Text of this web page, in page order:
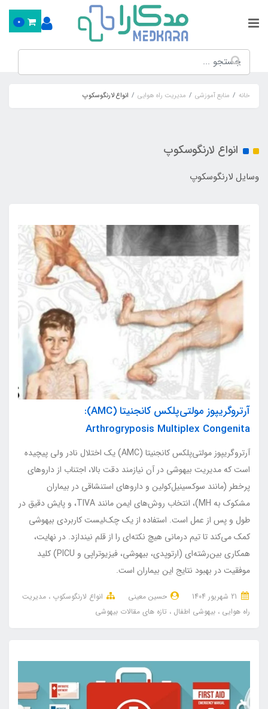
0
خانه منابع آموزشی مدیریت راه هوایی انواع لارنگوسکوپ
انواع لارنگوسکوپ
وسایل لارنگوسکوپ
آرتروگریپوز مولتی‌پلکس کانجنیتا (AMC):
Arthrogryposis Multiplex Congenita
آرتروگریپوز مولتی‌پلکس کانجنیتا (AMC) یک اختلال نادر ولی پیچیده
است که مدیریت بیهوشی در آن نیازمند دقت بالا، اجتناب از داروهای
پرخطر (مانند سوکسینیل‌کولین و داروهای استنشاقی در بیماران
مشکوک به MH)، انتخاب روش‌های ایمن مانند TIVA، و پایش دقیق در
طول و پس از عمل است. استفاده از یک چک‌لیست کاربردی بیهوشی
کمک می‌کند تا تیم درمانی هیچ نکته‌ای را از قلم نیندازد. در نهایت،
همکاری بین‌رشته‌ای (ارتوپدی، بیهوشی، فیزیوتراپی و PICU) کلید
موفقیت در بهبود نتایج این بیماران است.
حسین معینی انواع لارنگوسکوپ
مدیریت
راه هوایی
بیهوشی اطفال تازه های مقالات بیهوشی